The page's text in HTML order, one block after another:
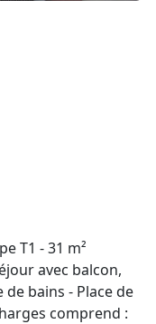
T1 - 31 m²
avec balcon,
bains - Place de
comprend :